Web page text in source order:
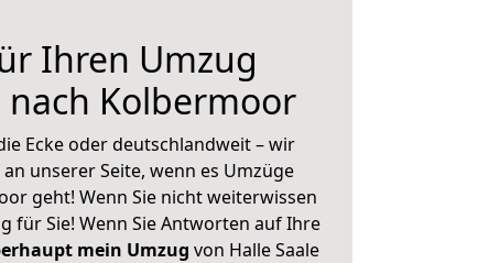
Ihren Umzug
nach Kolbermoor
Ecke oder deutschlandweit – wir
an unserer Seite, wenn es Umzüge
geht! Wenn Sie nicht weiterwissen
für Sie! Wenn Sie Antworten auf Ihre
mein Umzug von Halle Saale